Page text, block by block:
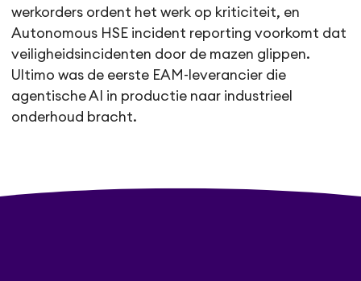
werkorders ordent het werk op kriticiteit, en
Autonomous HSE incident reporting voorkomt dat
veiligheidsincidenten door de mazen glippen.
Ultimo was de eerste EAM-leverancier die
agentische AI in productie naar industrieel
onderhoud bracht.